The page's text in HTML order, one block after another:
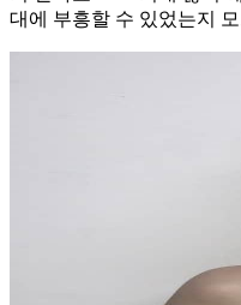
대에 부흥할 수 있었는지